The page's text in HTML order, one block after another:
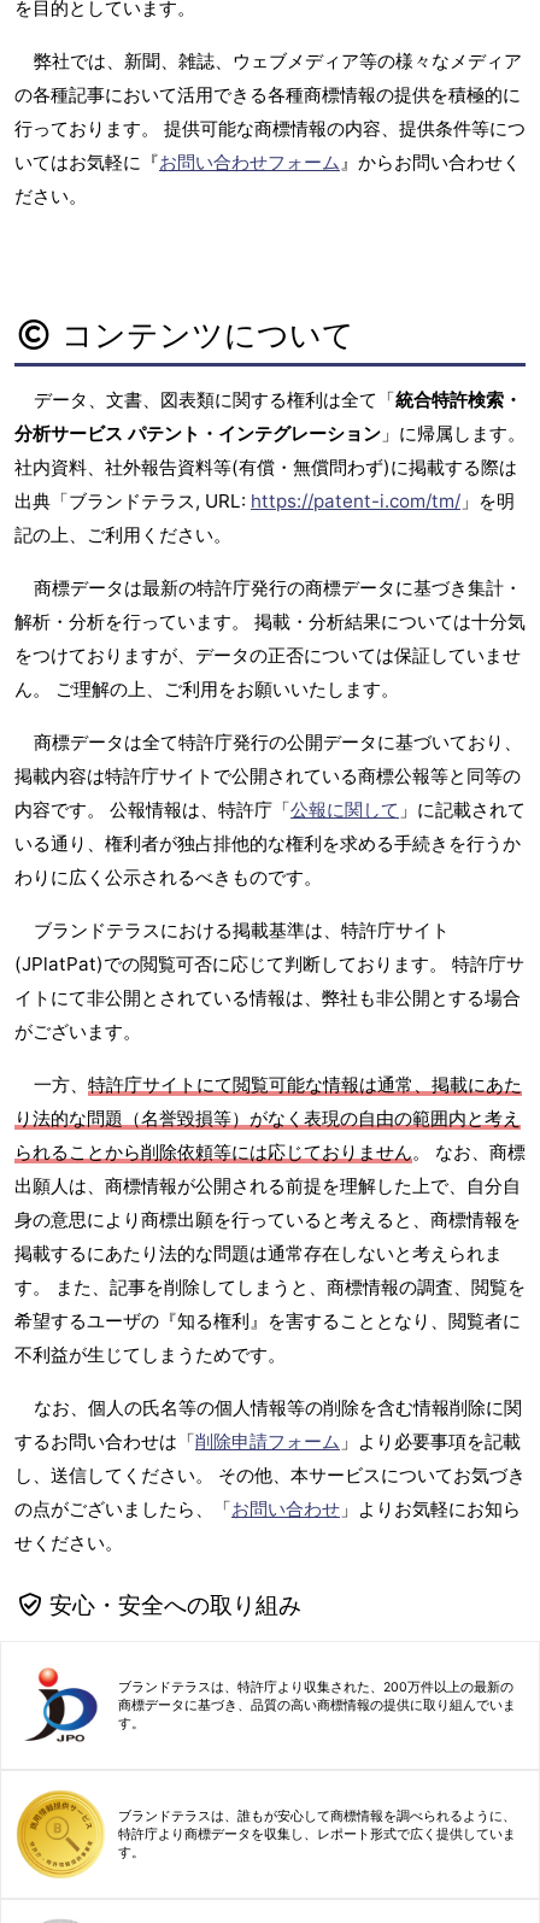
を目的としています。
弊社では、新聞、雑誌、ウェブメディア等の様々なメディア
の各種記事において活用できる各種商標情報の提供を積極的に
行っております。 提供可能な商標情報の内容、提供条件等につ
いてはお気軽に『お問い合わせフォーム』からお問い合わせく
ださい。
コンテンツについて
データ、文書、図表類に関する権利は全て「統合特許検索・
分析サービス パテント・インテグレーション 」に帰属します。
社内資料、社外報告資料等(有償・無償問わず)に掲載する際は
出典「ブランドテラス, URL: https://patent-i.com/tm/ 」を明
記の上、ご利用ください。
商標データは最新の特許庁発行の商標データに基づき集計・
解析・分析を行っています。 掲載・分析結果については十分気
をつけておりますが、データの正否については保証していませ
ん。 ご理解の上、ご利用をお願いいたします。
商標データは全て特許庁発行の公開データに基づいており、
掲載内容は特許庁サイトで公開されている商標公報等と同等の
内容です。 公報情報は、特許庁「公報に関して 」に記載されて
いる通り、権利者が独占排他的な権利を求める手続きを行うか
わりに広く公示されるべきものです。
ブランドテラスにおける掲載基準は、特許庁サイト
(JPlatPat)での閲覧可否に応じて判断しております。 特許庁サ
イトにて非公開とされている情報は、弊社も非公開とする場合
がございます。
一方、 特許庁サイトにて閲覧可能な情報は通常、掲載にあた
り法的な問題（名誉毀損等）がなく表現の自由の範囲内と考え
られることから削除依頼等には応じておりません。 なお、商標
出願人は、商標情報が公開される前提を理解した上で、自分自
身の意思により商標出願を行っていると考えると、商標情報を
掲載するにあたり法的な問題は通常存在しないと考えられま
す。 また、記事を削除してしまうと、商標情報の調査、閲覧を
希望するユーザの『知る権利』を害することとなり、閲覧者に
不利益が生じてしまうためです。
なお、個人の氏名等の個人情報等の削除を含む情報削除に関
するお問い合わせは「削除申請フォーム 」より必要事項を記載
し、送信してください。 その他、本サービスについてお気づき
の点がございましたら、「お問い合わせ 」よりお気軽にお知ら
せください。
安心・安全への取り組み
ブランドテラスは、特許庁より収集された、200万件以上の最新の
商標データに基づき、品質の高い商標情報の提供に取り組んでいま
す。
ブランドテラスは、誰もが安心して商標情報を調べられるように、
特許庁より商標データを収集し、レポート形式で広く提供していま
す。